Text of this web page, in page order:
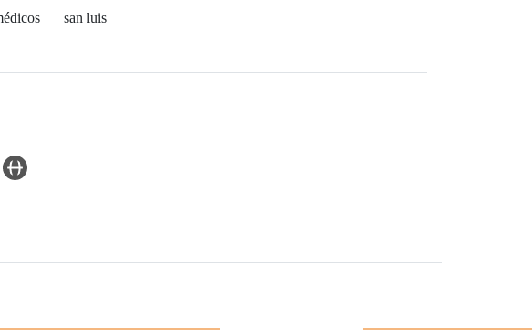
san luis
Icon
user_url Icon